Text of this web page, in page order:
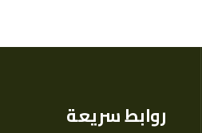
روابط سريعة